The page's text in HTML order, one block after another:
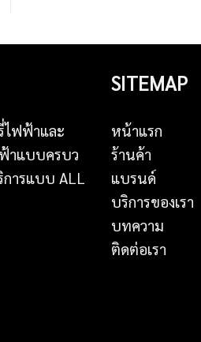
ไฟฟ้าและ
าแบบครบว
ารแบบ ALL
SITEMAP
หน้าแรก
ร้านค้า
แบรนด์
บริการของเรา
บทความ
ติดต่อเรา